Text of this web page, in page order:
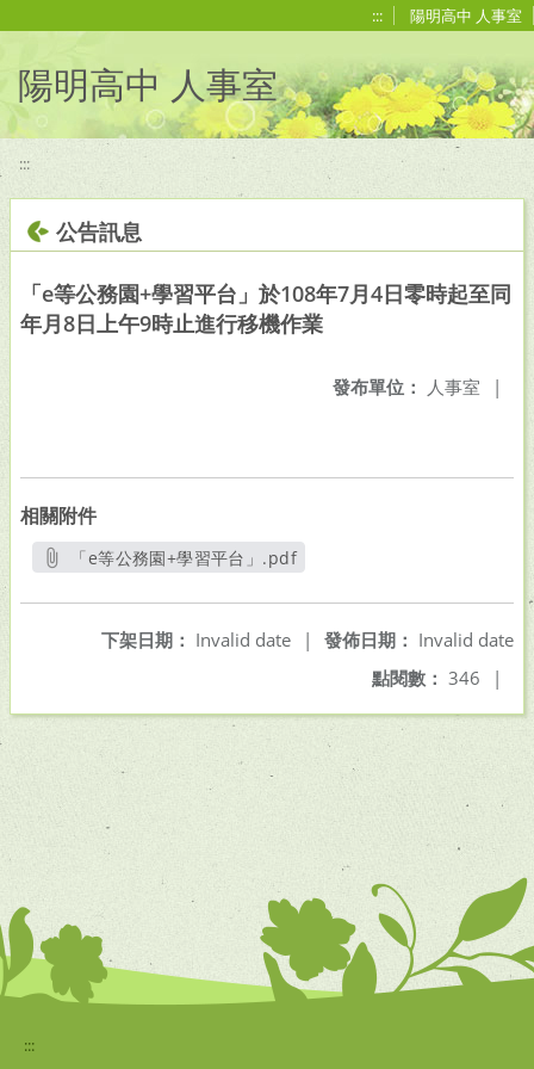
::: 陽明高中 人事室
陽明高中 人事室
:::
公告訊息
「e等公務園+學習平台」於108年7月4日零時起至同
年月8日上午9時止進行移機作業
發布單位： 人事室 |
相關附件
「e等公務園+學習平台」.pdf
發佈日期： Invalid date
下架日期： Invalid date
|
點閱數： 346 |
:::